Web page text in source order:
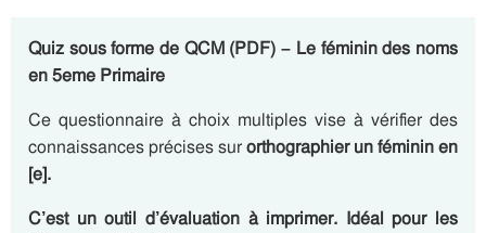
Quiz sous forme de QCM (PDF) – Le féminin des noms
en 5eme Primaire
Ce questionnaire à choix multiples vise à vérifier des
connaissances précises surorthographier un féminin en
[e].
C’est un outil d’évaluation à imprimer. Idéal pour les